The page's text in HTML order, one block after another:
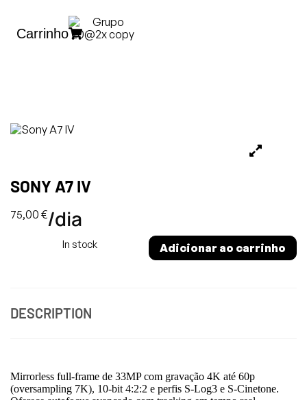
Carrinho
SONY A7 IV
75,00 €/dia
In stock Adicionar ao carrinho
Alternative:
DESCRIPTION
Mirrorless full-frame de 33MP com gravação 4K até 60p
(oversampling 7K), 10-bit 4:2:2 e perfis S-Log3 e S-Cinetone.